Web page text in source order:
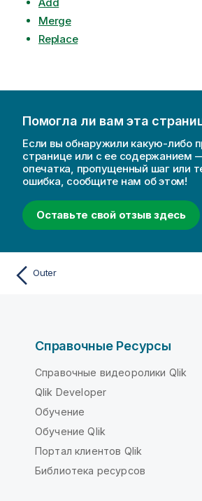
Merge
Replace
Помогла ли вам эта
Если вы обнаружили какую-либо
странице или с ее содержанием
опечатка, пропущенный шаг или
ошибка, сообщите нам об этом!
Оставьте свой отзыв здесь
Outer
Справочные Ресурсы
Справочные видеоролики Qlik
Qlik Developer
Обучение
Обучение Qlik
Портал клиентов Qlik
Библиотека ресурсов